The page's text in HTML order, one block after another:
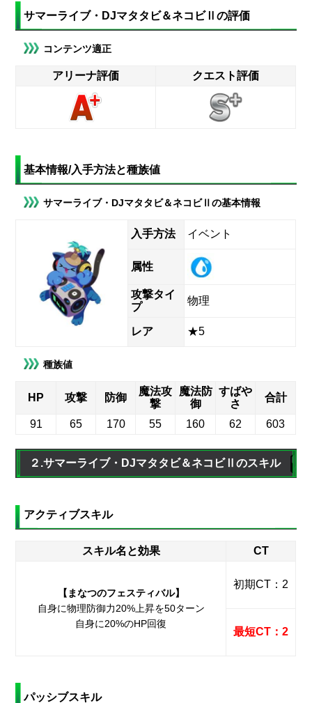
サマーライブ・DJマタタビ＆ネコビⅡの評価
コンテンツ適正
アリーナ評価 クエスト評価
基本情報/入手方法と種族値
サマーライブ・DJマタタビ＆ネコビⅡの基本情報
入手方法 イベント
属性
攻撃タイ
プ
物理
レア ★5
種族値
HP 攻撃 防御
魔法攻
撃
魔法防
御
すばや
さ
合計
91 65 170 55 160 62 603
２.サマーライブ・DJマタタビ＆ネコビⅡのスキル
アクティブスキル
スキル名と効果 CT
【まなつのフェスティバル】
自身に物理防御力20%上昇を50ターン
自身に20%のHP回復
初期CT：2
最短CT：2
パッシブスキル